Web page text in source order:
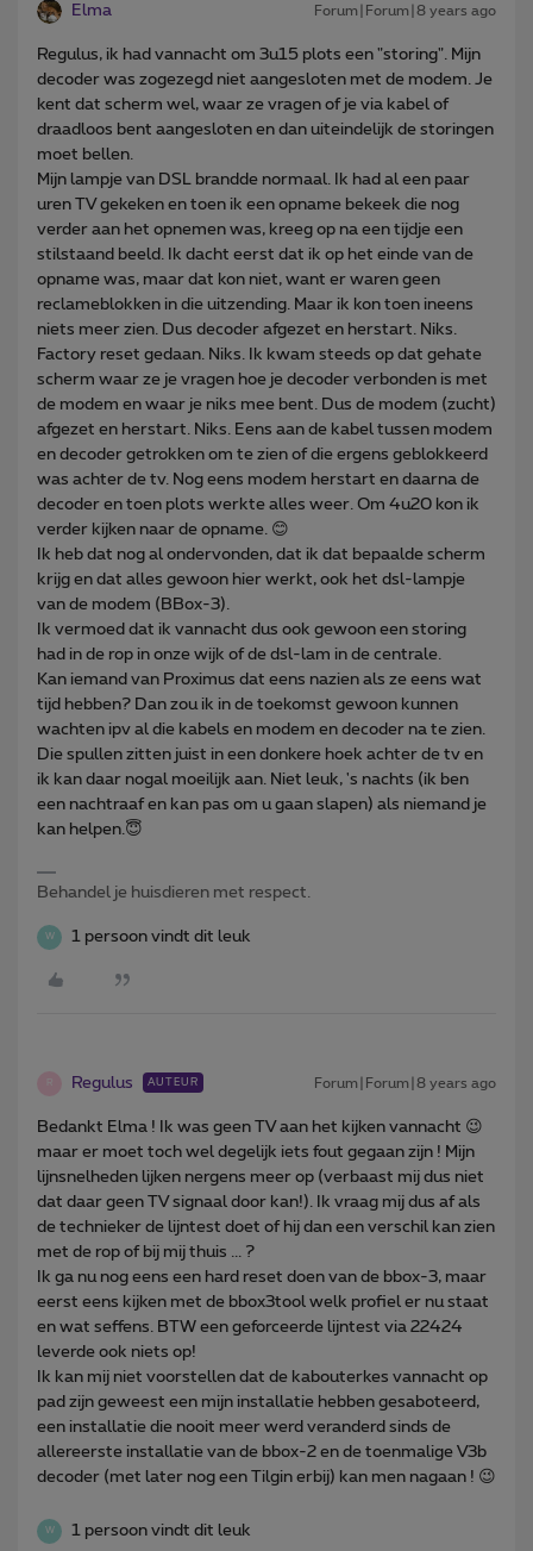
Elma Forum|Forum|8 years ago
Regulus, ik had vannacht om 3u15 plots een "storing". Mijn
decoder was zogezegd niet aangesloten met de modem. Je
kent dat scherm wel, waar ze vragen of je via kabel of
draadloos bent aangesloten en dan uiteindelijk de storingen
moet bellen.
Mijn lampje van DSL brandde normaal. Ik had al een paar
uren TV gekeken en toen ik een opname bekeek die nog
verder aan het opnemen was, kreeg op na een tijdje een
stilstaand beeld. Ik dacht eerst dat ik op het einde van de
opname was, maar dat kon niet, want er waren geen
reclameblokken in die uitzending. Maar ik kon toen ineens
niets meer zien. Dus decoder afgezet en herstart. Niks.
Factory reset gedaan. Niks. Ik kwam steeds op dat gehate
scherm waar ze je vragen hoe je decoder verbonden is met
de modem en waar je niks mee bent. Dus de modem (zucht)
afgezet en herstart. Niks. Eens aan de kabel tussen modem
en decoder getrokken om te zien of die ergens geblokkeerd
was achter de tv. Nog eens modem herstart en daarna de
decoder en toen plots werkte alles weer. Om 4u20 kon ik
verder kijken naar de opname. 😊
Ik heb dat nog al ondervonden, dat ik dat bepaalde scherm
krijg en dat alles gewoon hier werkt, ook het dsl-lampje
van de modem (BBox-3).
Ik vermoed dat ik vannacht dus ook gewoon een storing
had in de rop in onze wijk of de dsl-lam in de centrale.
Kan iemand van Proximus dat eens nazien als ze eens wat
tijd hebben? Dan zou ik in de toekomst gewoon kunnen
wachten ipv al die kabels en modem en decoder na te zien.
Die spullen zitten juist in een donkere hoek achter de tv en
ik kan daar nogal moeilijk aan. Niet leuk, 's nachts (ik ben
een nachtraaf en kan pas om u gaan slapen) als niemand je
kan helpen.😇
Behandel je huisdieren met respect.
W 1 persoon vindt dit leuk
Regulus AUTEUR Forum|Forum|8 years ago
Bedankt Elma ! Ik was geen TV aan het kijken vannacht 😉
maar er moet toch wel degelijk iets fout gegaan zijn ! Mijn
lijnsnelheden lijken nergens meer op (verbaast mij dus niet
dat daar geen TV signaal door kan!). Ik vraag mij dus af als
de technieker de lijntest doet of hij dan een verschil kan zien
met de rop of bij mij thuis ... ?
Ik ga nu nog eens een hard reset doen van de bbox-3, maar
eerst eens kijken met de bbox3tool welk profiel er nu staat
en wat seffens. BTW een geforceerde lijntest via 22424
leverde ook niets op!
Ik kan mij niet voorstellen dat de kabouterkes vannacht op
pad zijn geweest een mijn installatie hebben gesaboteerd,
een installatie die nooit meer werd veranderd sinds de
allereerste installatie van de bbox-2 en de toenmalige V3b
decoder (met later nog een Tilgin erbij) kan men nagaan ! 😉
W 1 persoon vindt dit leuk